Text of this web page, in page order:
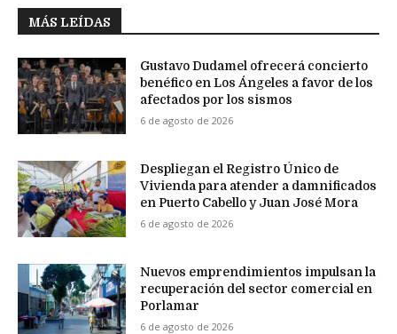
MÁS LEÍDAS
Gustavo Dudamel ofrecerá concierto
benéfico en Los Ángeles a favor de los
afectados por los sismos
6 de agosto de 2026
Despliegan el Registro Único de
Vivienda para atender a damnificados
en Puerto Cabello y Juan José Mora
6 de agosto de 2026
Nuevos emprendimientos impulsan la
recuperación del sector comercial en
Porlamar
6 de agosto de 2026